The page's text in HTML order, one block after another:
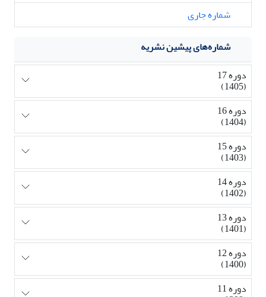
شماره جاری
شماره‌های پیشین نشریه
دوره 17
(1405)
دوره 16
(1404)
دوره 15
(1403)
دوره 14
(1402)
دوره 13
(1401)
دوره 12
(1400)
دوره 11